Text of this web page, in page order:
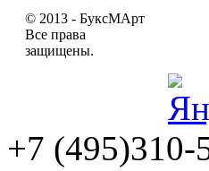
© 2013 - БуксМАрт
Все права
защищены.
+7 (495)310-